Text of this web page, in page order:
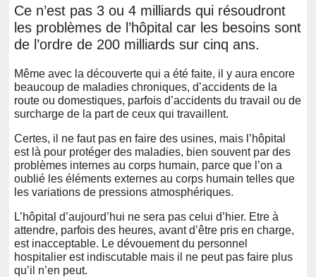
Ce n’est pas 3 ou 4 milliards qui résoudront
les problèmes de l’hôpital car les besoins sont
de l’ordre de 200 milliards sur cinq ans.
Même avec la découverte qui a été faite, il y aura encore
beaucoup de maladies chroniques, d’accidents de la
route ou domestiques, parfois d’accidents du travail ou de
surcharge de la part de ceux qui travaillent.
Certes, il ne faut pas en faire des usines, mais l’hôpital
est là pour protéger des maladies, bien souvent par des
problèmes internes au corps humain, parce que l’on a
oublié les éléments externes au corps humain telles que
les variations de pressions atmosphériques.
L’hôpital d’aujourd’hui ne sera pas celui d’hier. Etre à
attendre, parfois des heures, avant d’être pris en charge,
est inacceptable. Le dévouement du personnel
hospitalier est indiscutable mais il ne peut pas faire plus
qu’il n’en peut.